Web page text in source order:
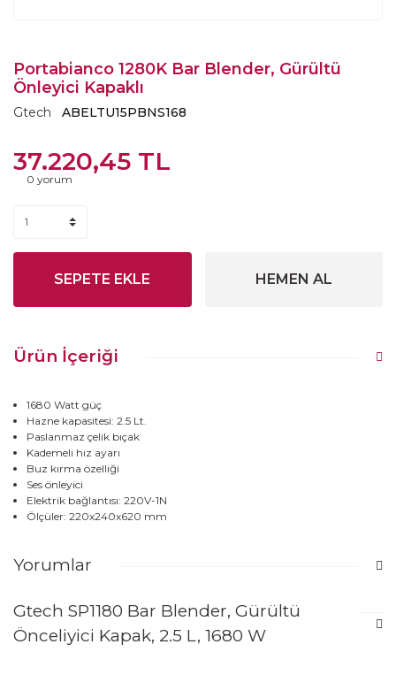
Portabianco 1280K Bar Blender, Gürültü
Önleyici Kapaklı
Gtech ABELTU15PBNS168
37.220,45 TL
0 yorum
SEPETE EKLE HEMEN AL
Ürün İçeriği
1680 Watt güç
Hazne kapasitesi: 2.5 Lt.
Paslanmaz çelik bıçak
Kademeli hız ayarı
Buz kırma özelliği
Ses önleyici
Elektrik bağlantısı: 220V-1N
Ölçüler: 220x240x620 mm
Yorumlar
Gtech SP1180 Bar Blender, Gürültü
Önceliyici Kapak, 2.5 L, 1680 W